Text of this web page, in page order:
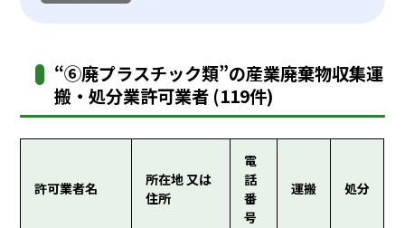
“⑥廃プラスチック類”の産業廃棄物収集運
搬・処分業許可業者 (119件)
許可業者名
所在地 又は
住所
電
話
番
号
運搬 処分